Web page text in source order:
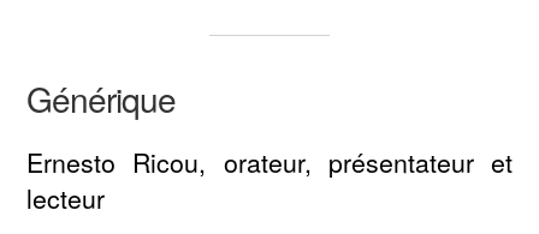
Générique
Ernesto Ricou, orateur, présentateur et
lecteur